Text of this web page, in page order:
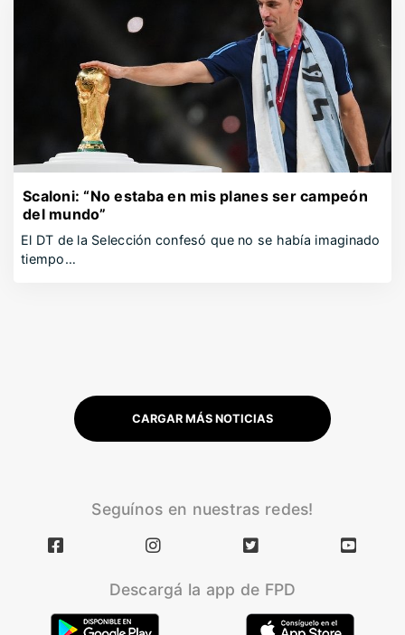
Scaloni: “No estaba en mis planes ser campeón
del mundo”
El DT de la Selección confesó que no se había imaginado
tiempo…
CARGAR MÁS NOTICIAS
Seguínos en nuestras redes!
Descargá la app de FPD